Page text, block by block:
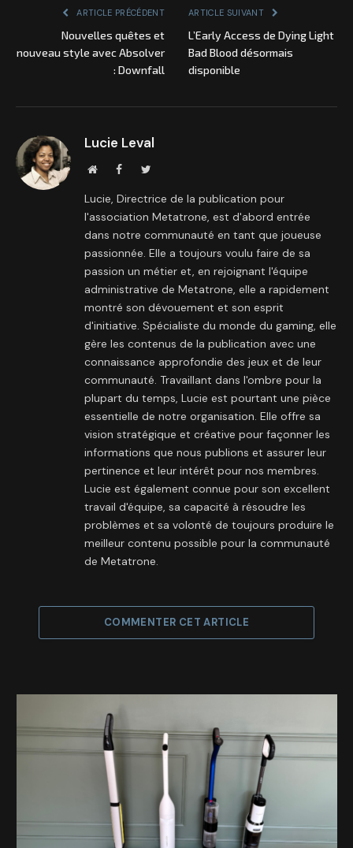
ARTICLE PRÉCÉDENT
Nouvelles quêtes et
nouveau style avec Absolver
: Downfall
ARTICLE SUIVANT
L’Early Access de Dying Light
Bad Blood désormais
disponible
Lucie Leval
Site
FacebookTwitter
Lucie, Directrice de la publication pour
l'association Metatrone, est d'abord entrée
dans notre communauté en tant que joueuse
passionnée. Elle a toujours voulu faire de sa
passion un métier et, en rejoignant l'équipe
administrative de Metatrone, elle a rapidement
montré son dévouement et son esprit
d'initiative. Spécialiste du monde du gaming, elle
gère les contenus de la publication avec une
connaissance approfondie des jeux et de leur
communauté. Travaillant dans l'ombre pour la
plupart du temps, Lucie est pourtant une pièce
essentielle de notre organisation. Elle offre sa
vision stratégique et créative pour façonner les
informations que nous publions et assurer leur
pertinence et leur intérêt pour nos membres.
Lucie est également connue pour son excellent
travail d'équipe, sa capacité à résoudre les
problèmes et sa volonté de toujours produire le
meilleur contenu possible pour la communauté
de Metatrone.
COMMENTER CET ARTICLE